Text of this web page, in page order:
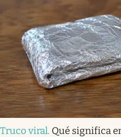
Truco viral. Qué significa